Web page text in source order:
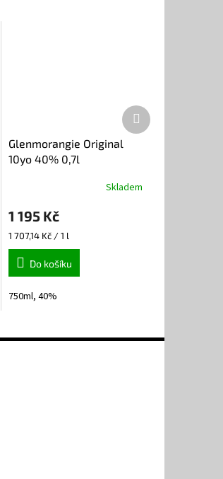
Glenmorangie Original
10yo 40% 0,7l
produktu
je
5,0
Skladem
1 195 Kč
Měrná
cena:
1 707,14 Kč / 1 l
Do košíku
750ml, 40%
Další
produkt